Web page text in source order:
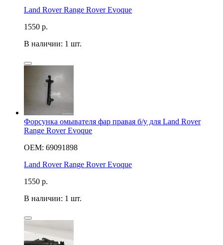
Land Rover Range Rover Evoque
1550 р.
В наличии: 1 шт.
Форсунка омывателя фар правая б/у для Land Rover
Range Rover Evoque
OEM: 69091898
Land Rover Range Rover Evoque
1550 р.
В наличии: 1 шт.